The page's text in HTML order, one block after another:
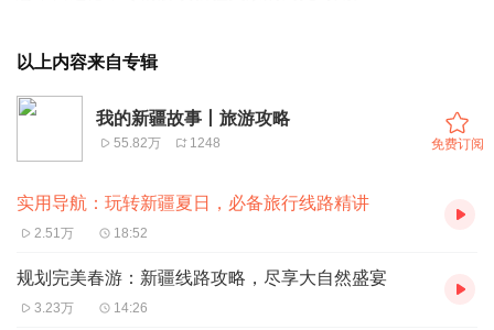
漫环线，你想要的，这条路线上都有！
00:07:13:穿越独库南北疆-乌进喀出7日游：串联南北疆众多
热门景点，让您不留遗憾一次看尽南北疆代表性景观！
00:11:24:浪漫伊犁+治愈阿勒泰9天精华游：带您将阿勒泰
和伊犁的盛夏高光美景，一次看遍！
00:17:49:尴尬又求生欲满满的预告与声明，（不想听也没有
以上内容来自专辑
我的新疆故事丨旅游攻略
55.82万 1248 免费订阅
实用导航：玩转新疆夏日，必备旅行线路精讲
2.51万 18:52
规划完美春游：新疆线路攻略，尽享大自然盛宴
3.23万 14:26